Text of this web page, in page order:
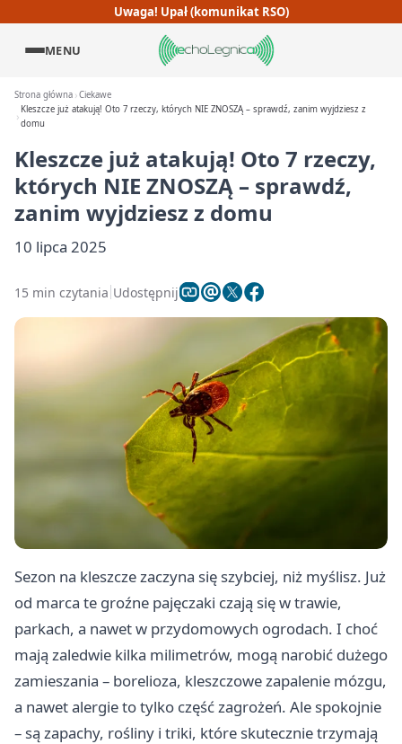
Uwaga! Upał (komunikat RSO)
MENU
Strona główna Ciekawe
Kleszcze już atakują! Oto 7 rzeczy, których NIE ZNOSZĄ – sprawdź, zanim wyjdziesz z
domu
Kleszcze już atakują! Oto 7 rzeczy,
których NIE ZNOSZĄ – sprawdź,
zanim wyjdziesz z domu
10 lipca 2025
15 min czytania Udostępnij
Sezon na kleszcze zaczyna się szybciej, niż myślisz. Już
od marca te groźne pajęczaki czają się w trawie,
parkach, a nawet w przydomowych ogrodach. I choć
mają zaledwie kilka milimetrów, mogą narobić dużego
zamieszania – borelioza, kleszczowe zapalenie mózgu,
a nawet alergie to tylko część zagrożeń. Ale spokojnie
– są zapachy, rośliny i triki, które skutecznie trzymają